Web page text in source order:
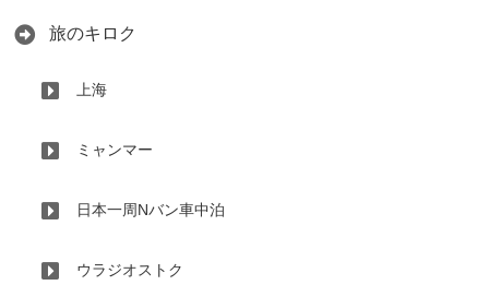
旅のキロク
上海
ミャンマー
日本一周Nバン車中泊
ウラジオストク